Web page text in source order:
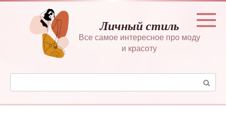
Перейти
контенту
Личный стиль
Все самое интересное про моду
и красоту
Поиск: